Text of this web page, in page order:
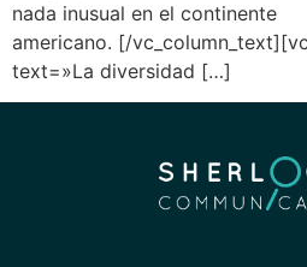
nada inusual en el continente
americano. [/
text=»La diversidad […]